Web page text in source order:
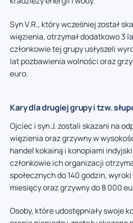
Syn V.R., który wcześniej został
więzienia, otrzymał dodatkowo 3
członkowie tej grupy usłyszeli
lat pozbawienia wolności oraz
euro.
Kary dla drugiej grupy i tzw.
Ojciec i syn J. zostali skazani na
więzienia oraz grzywny w
handel kokainą i konopiami
członkowie ich organizacji
społecznych do 140 godzin,
miesięcy oraz grzywny do 8 000
Osoby, które udostępniały swoje